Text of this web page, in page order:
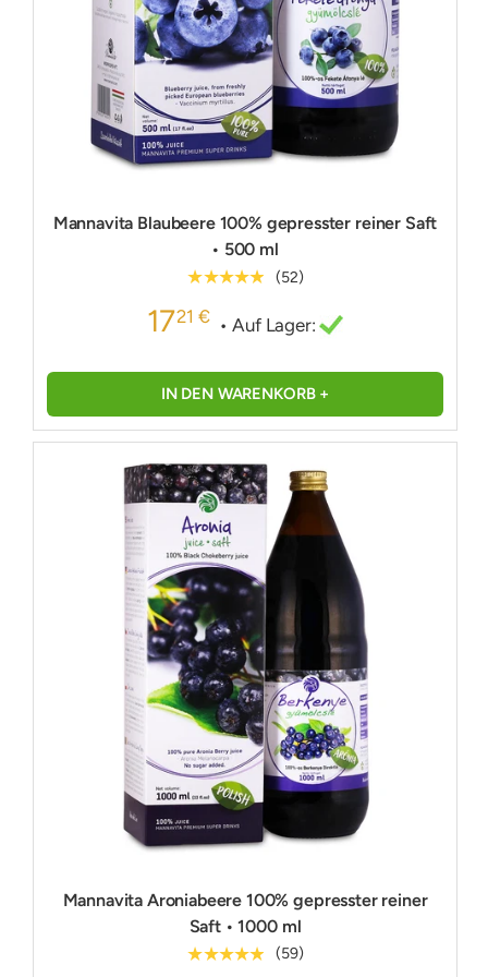
Mannavita Blaubeere 100% gepresster reiner Saft
• 500 ml
★★★★★ (52)
1721 € • Auf Lager:
IN DEN WARENKORB +
Mannavita Aroniabeere 100% gepresster reiner
Saft • 1000 ml
★★★★★ (59)